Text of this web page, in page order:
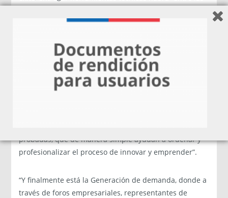
contextualizar los temas”, dijo Simonne Montiel,
Emprendimiento de la U. San Sebastián.
Agregó: “Los pilares fundamentales de la iniciativa son:
La experiencia, donde emprendedores y empresarios
probadas, que de manera simple ayudan a ordenar y
profesionalizar el proceso de innovar y emprender”.
“Y finalmente está la Generación de demanda, donde a
través de foros empresariales, representantes de